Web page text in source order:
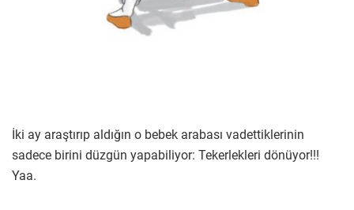
İki ay araştırıp aldığın o bebek arabası vadettiklerinin
sadece birini düzgün yapabiliyor: Tekerlekleri dönüyor!!!
Yaa.